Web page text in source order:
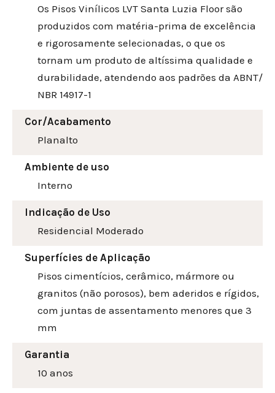
Os Pisos Vinílicos LVT Santa Luzia Floor são
produzidos com matéria-prima de excelência
e rigorosamente selecionadas, o que os
tornam um produto de altíssima qualidade e
durabilidade, atendendo aos padrões da ABNT/
NBR 14917-1
Cor/Acabamento
Planalto
Ambiente de uso
Interno
Indicação de Uso
Residencial Moderado
Superfícies de Aplicação
Pisos cimentícios, cerâmico, mármore ou
granitos (não porosos), bem aderidos e rígidos,
com juntas de assentamento menores que 3
mm
Garantia
10 anos